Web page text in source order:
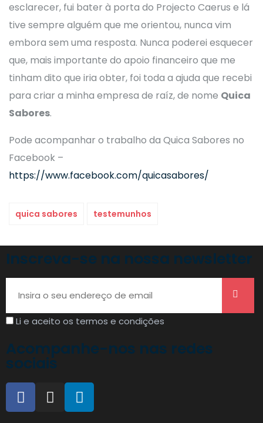
esclarecer, fui bater à porta do Projecto Caerus e lá
tive sempre alguém que me orientou, nunca vim
embora sem uma resposta. Nunca poderei esquecer
que, mais importante do apoio financeiro que me
tinham dito que iria obter, foi toda a ajuda que recebi
para criar a minha empresa de raíz, de nome Quica
Sabores.
Pode acompanhar o trabalho da Quica Sabores no
Facebook –
https://www.facebook.com/quicasabores/
quica sabores testemunhos
Inscreva-se na nossa newsletter
Li e aceito os termos e condições
Acompanhe-nos nas redes
sociais